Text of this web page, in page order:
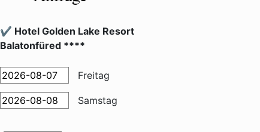
✔️ Hotel Golden Lake Resort
Balatonfüred ****
Freitag
Samstag